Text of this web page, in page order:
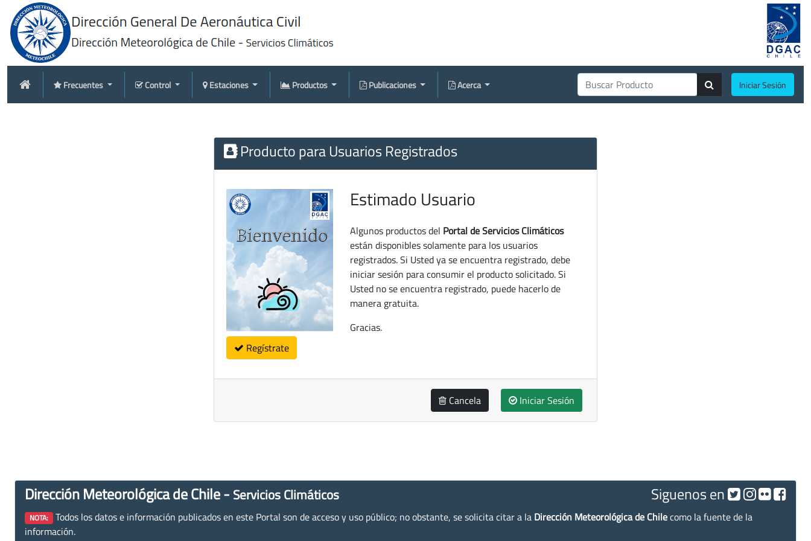
Frecuentes Control Estaciones Productos Publicaciones Acerca Iniciar Sesión
Producto para Usuarios Registrados
Regístrate
Estimado Usuario
Algunos productos del Portal de Servicios Climáticos
están disponibles solamente para los usuarios
registrados. Si Usted ya se encuentra registrado, debe
iniciar sesión para consumir el producto solicitado. Si
Usted no se encuentra registrado, puede hacerlo de
manera gratuita.
Gracias.
Cancela Iniciar Sesión
Dirección Meteorológica de Chile - Servicios Climáticos Siguenos en
NOTA: Todos los datos e información publicados en este Portal son de acceso y uso público; no obstante, se solicita citar a la Dirección Meteorológica de Chilecomo la fuente de la
información.